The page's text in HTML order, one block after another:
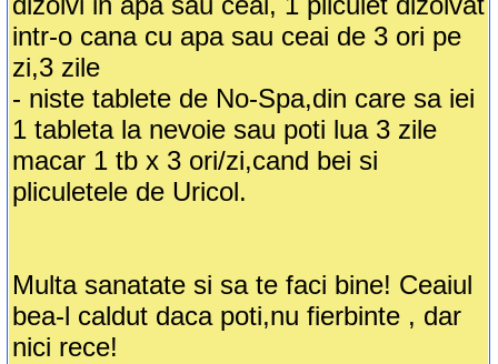
intr-o cana cu apa sau ceai de 3 ori pe
zi,3 zile
- niste tablete de No-Spa,din care sa iei
1 tableta la nevoie sau poti lua 3 zile
macar 1 tb x 3 ori/zi,cand bei si
pliculetele de Uricol.
Multa sanatate si sa te faci bine! Ceaiul
bea-l caldut daca poti,nu fierbinte , dar
nici rece!